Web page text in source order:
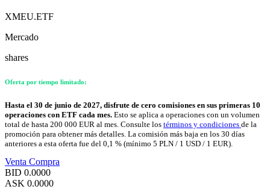
XMEU.ETF
Mercado
shares
Oferta por tiempo limitado:
Hasta el 30 de junio de 2027, disfrute de cero comisiones en sus primeras 10
operaciones con ETF cada mes. Esto se aplica a operaciones con un volumen
total de hasta 200 000 EUR al mes. Consulte los términos y condiciones de la
promoción para obtener más detalles. La comisión más baja en los 30 días
anteriores a esta oferta fue del 0,1 % (mínimo 5 PLN / 1 USD / 1 EUR).
Venta Compra
BID 0.0000
ASK 0.0000